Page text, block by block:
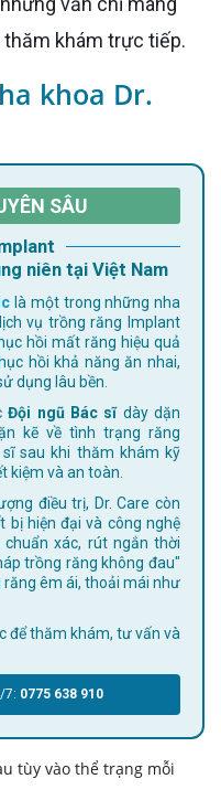
khám trực tiếp.
khoa Dr.
SÂU
niên tại Việt Nam
là một trong những nha
vụ trồng răng Implant
hồi mất răng hiệu quả
hồi khả năng ăn nhai,
dụng lâu bền.
Đội ngũ Bác sĩdày dặn
kẽ về tình trạng răng
sau khi thăm khám kỹ
kiệm và an toàn.
bị hiện đại và công nghệ
xác, rút ngắn thời
trồng răng không đau"
êm ái, thoải mái như
7: 0775 638 910
tùy vào thể trạng mỗi